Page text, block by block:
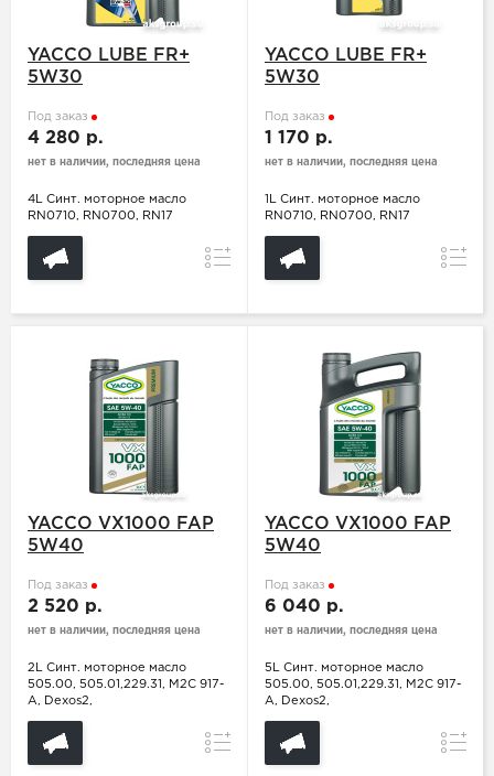
YACCO LUBE FR+
5W30
Под заказ
4 280 р.
нет в наличии, последняя цена
4L Синт. моторное масло
RN0710, RN0700, RN17
Сравнение
YACCO LUBE FR+
5W30
Под заказ
1 170 р.
нет в наличии, последняя цена
1L Синт. моторное масло
RN0710, RN0700, RN17
YACCO VX1000 FAP
5W40
Под заказ
2 520 р.
нет в наличии, последняя цена
2L Синт. моторное масло
505.00, 505.01,229.31, M2C 917-
A, Dexos2,
Сравнение
YACCO VX1000 FAP
5W40
Под заказ
6 040 р.
нет в наличии, последняя цена
5L Синт. моторное масло
505.00, 505.01,229.31, M2C 917-
A, Dexos2,